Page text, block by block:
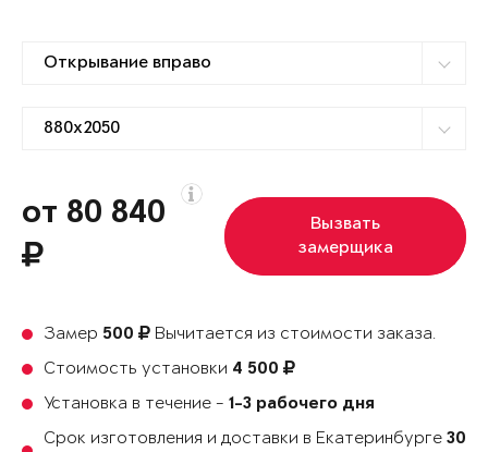
от 80 840
Вызвать
замерщика
Замер 500
Вычитается из стоимости заказа.
Стоимость установки 4 500
Установка в течение - 1-3 рабочего дня
Срок изготовления и доставки в Екатеринбурге 30